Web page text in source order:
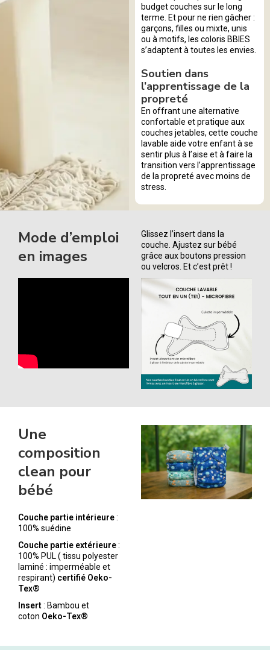
budget couches sur le long
terme. Et pour ne rien gâcher :
garçons, filles ou mixte, unis
ou à motifs, les coloris BBIES
s’adaptent à toutes les envies.
Soutien dans
l’apprentissage de la
propreté
En offrant une alternative
confortable et pratique aux
couches jetables, cette couche
lavable aide votre enfant à se
sentir plus à l’aise et à faire la
transition vers l’apprentissage
de la propreté avec moins de
stress.
Mode d’emploi
en images
Glissez l’insert dans la
couche. Ajustez sur bébé
grâce aux boutons pression
ou velcros. Et c’est prêt !
Une
composition
clean pour
bébé
Couche partie intérieure:
100% suédine
Couche partie extérieure:
100% PUL ( tissu polyester
laminé : imperméable et
respirant) certifié Oeko-
Tex®
Insert: Bambou et
coton Oeko-Tex®